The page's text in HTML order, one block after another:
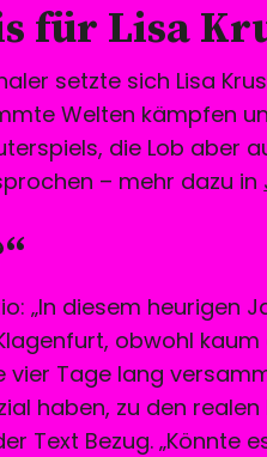
für Lisa
setzte sich Lisa
Welten kämpfen
die Lob aber
– mehr dazu in
„In diesem heurigen
obwohl
Tage lang
haben, zu den
Text Bezug. „Könnte